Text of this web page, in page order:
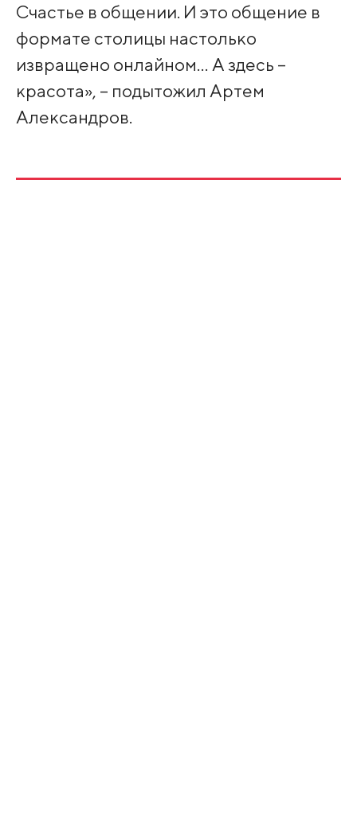
Счастье в общении. И это общение в
формате столицы настолько
извращено онлайном… А здесь –
красота», – подытожил Артем
Александров.